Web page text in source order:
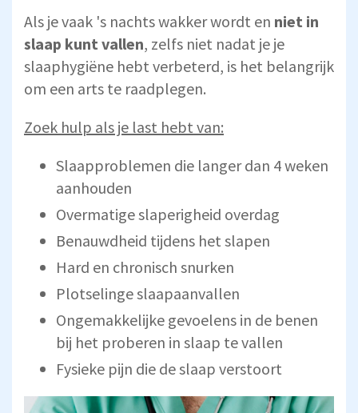
Als je vaak 's nachts wakker wordt en niet in
slaap kunt vallen, zelfs niet nadat je je
slaaphygiëne hebt verbeterd, is het belangrijk
om een arts te raadplegen.
Zoek hulp als je last hebt van:
Slaapproblemen die langer dan 4 weken
aanhouden
Overmatige slaperigheid overdag
Benauwdheid tijdens het slapen
Hard en chronisch snurken
Plotselinge slaapaanvallen
Ongemakkelijke gevoelens in de benen
bij het proberen in slaap te vallen
Fysieke pijn die de slaap verstoort